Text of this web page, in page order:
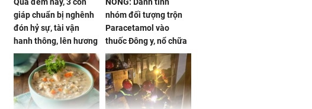
giáp chuẩn bị nghênh
đón hỷ sự, tài vận
hanh thông, lên hương
hóa Rồng hóa Phượng,
gom hết may mắn về
nhà
nhóm đối tượng trộn
Paracetamol vào
thuốc Đông y, nổ chữa
bách bệnh